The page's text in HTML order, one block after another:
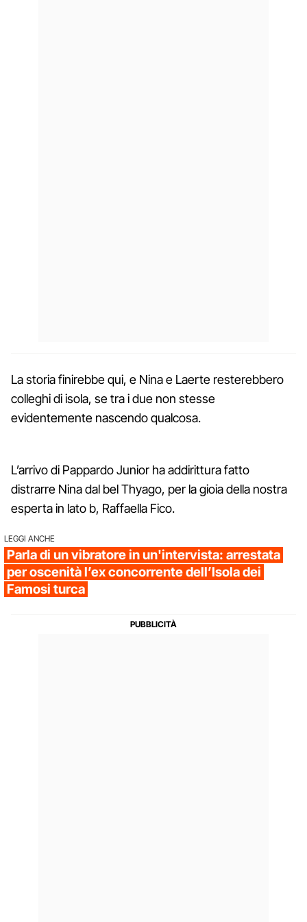
La storia finirebbe qui, e Nina e Laerte resterebbero
colleghi di isola, se tra i due non stesse
evidentemente nascendo qualcosa.
L’arrivo di Pappardo Junior ha addirittura fatto
distrarre Nina dal bel Thyago, per la gioia della nostra
esperta in lato b, Raffaella Fico.
LEGGI ANCHE
Parla di un vibratore in un'intervista: arrestata
per oscenità l’ex concorrente dell’Isola dei
Famosi turca